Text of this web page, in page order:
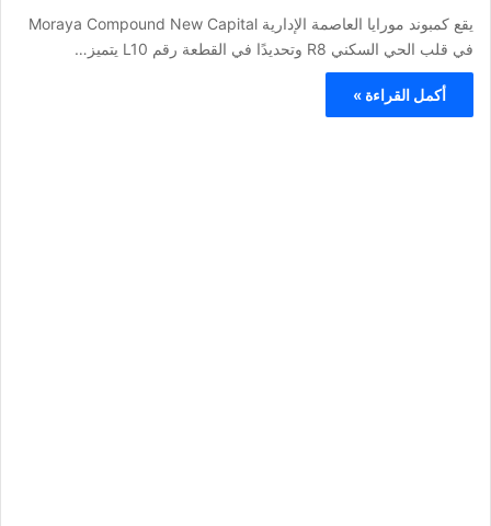
يقع كمبوند مورايا العاصمة الإدارية Moraya Compound New Capital
في قلب الحي السكني R8 وتحديدًا في القطعة رقم L10 يتميز…
أكمل القراءة »